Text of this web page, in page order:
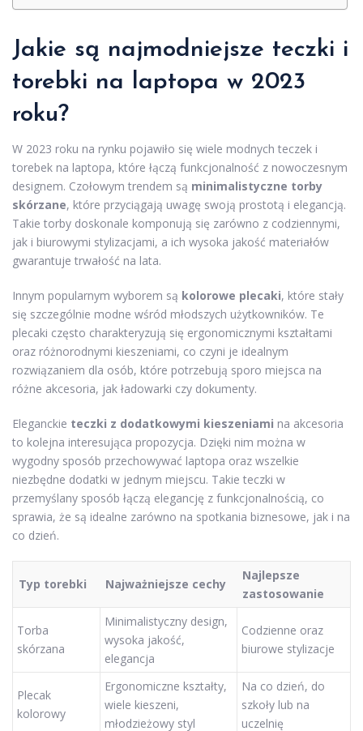
Jakie są najmodniejsze teczki i
torebki na laptopa w 2023
roku?
W 2023 roku na rynku pojawiło się wiele modnych teczek i
torebek na laptopa, które łączą funkcjonalność z nowoczesnym
designem. Czołowym trendem są minimalistyczne torby
skórzane, które przyciągają uwagę swoją prostotą i elegancją.
Takie torby doskonale komponują się zarówno z codziennymi,
jak i biurowymi stylizacjami, a ich wysoka jakość materiałów
gwarantuje trwałość na lata.
Innym popularnym wyborem są kolorowe plecaki, które stały
się szczególnie modne wśród młodszych użytkowników. Te
plecaki często charakteryzują się ergonomicznymi kształtami
oraz różnorodnymi kieszeniami, co czyni je idealnym
rozwiązaniem dla osób, które potrzebują sporo miejsca na
różne akcesoria, jak ładowarki czy dokumenty.
Eleganckie teczki z dodatkowymi kieszeniami na akcesoria
to kolejna interesująca propozycja. Dzięki nim można w
wygodny sposób przechowywać laptopa oraz wszelkie
niezbędne dodatki w jednym miejscu. Takie teczki w
przemyślany sposób łączą elegancję z funkcjonalnością, co
sprawia, że są idealne zarówno na spotkania biznesowe, jak i na
co dzień.
Typ torebki Najważniejsze cechy
Najlepsze
zastosowanie
Torba
skórzana
Minimalistyczny design,
wysoka jakość,
elegancja
Codzienne oraz
biurowe stylizacje
Plecak
kolorowy
Ergonomiczne kształty,
wiele kieszeni,
młodzieżowy styl
Na co dzień, do
szkoły lub na
uczelnię